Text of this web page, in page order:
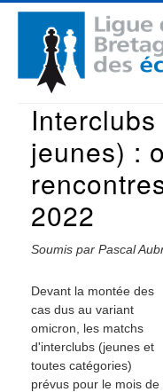
Aller
contenu
principal
Navigation
principale
jeunes) :
2022
Soumis par Pascal
Devant la montée des
cas dus au variant
omicron, les matchs
d'interclubs (jeunes et
toutes catégories)
prévus pour le mois de